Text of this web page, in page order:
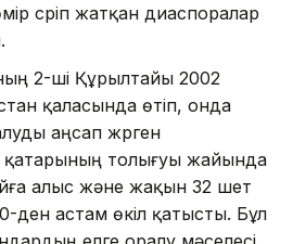
сүріп жатқан диаспоралар
2-ші Құрылтайы 2002
қаласында өтіп, онда
аңсап жүрген
толығуы жайында
алыс және жақын 32 шет
ден астам өкіл қатысты. Бұл